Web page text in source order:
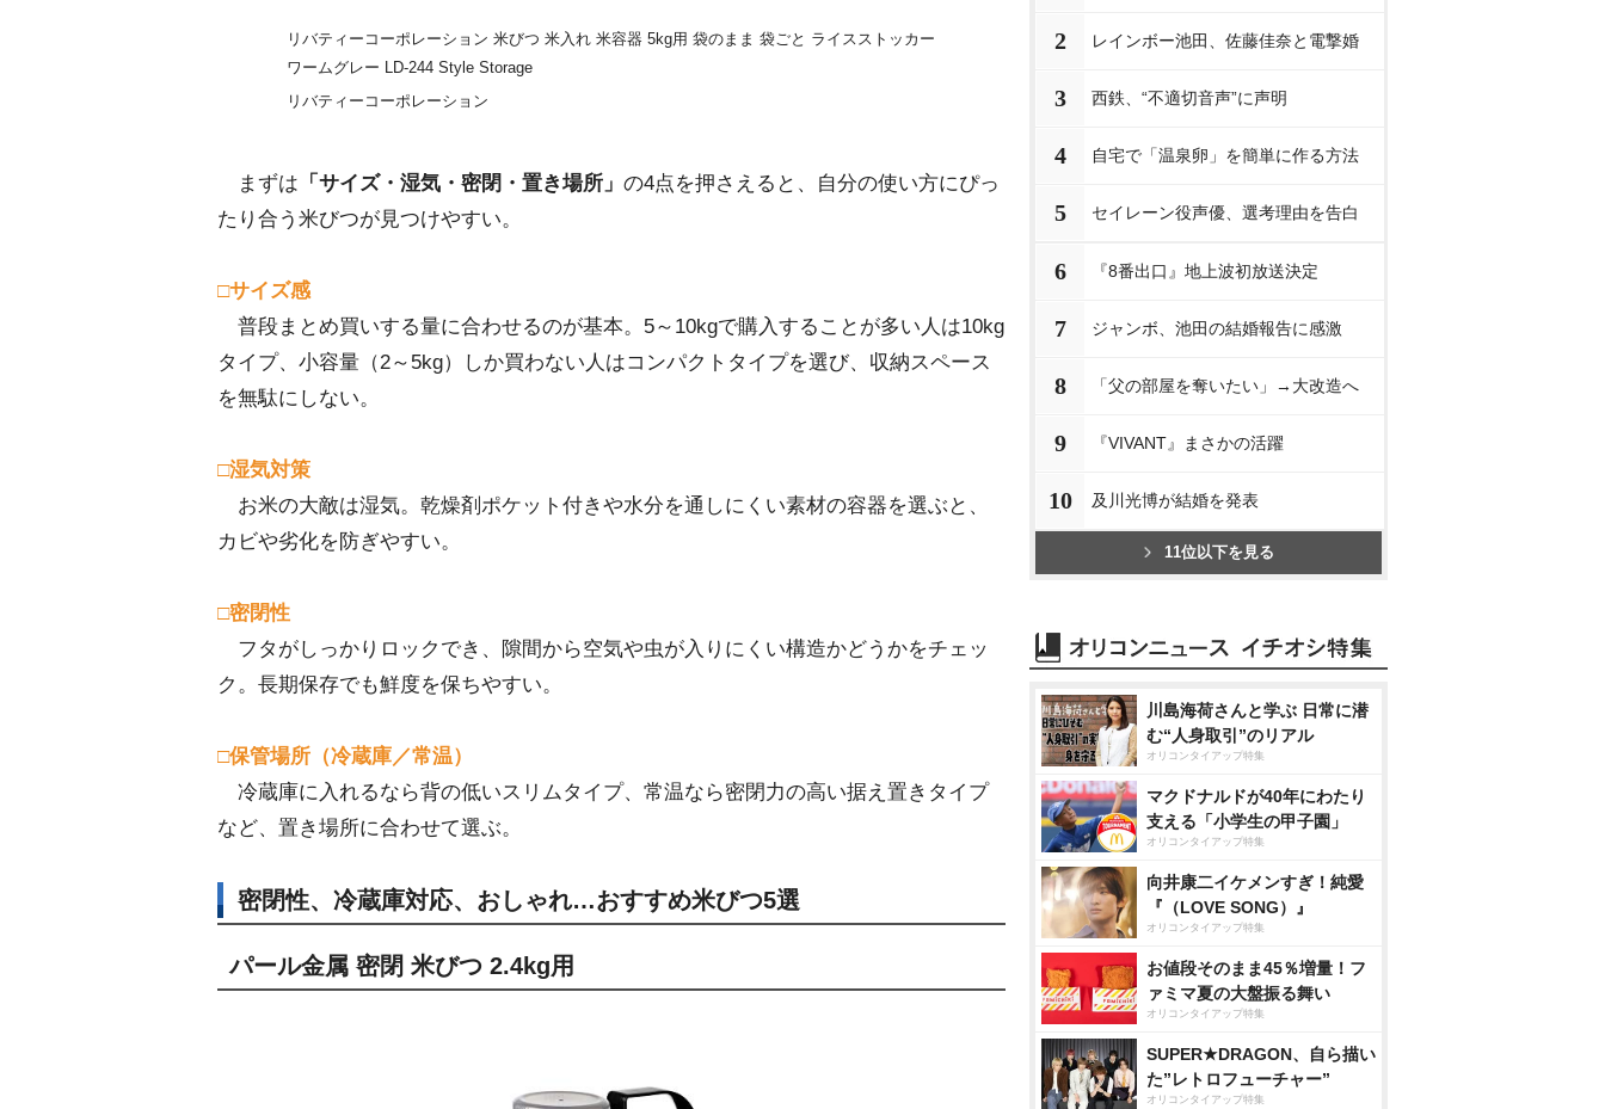
リバティーコーポレーション 米びつ 米入れ 米容器 5kg用 袋のまま 袋ごと ライスストッカー
ワームグレー LD-244 Style Storage
リバティーコーポレーション
まずは 「サイズ・湿気・密閉・置き場所」 の4点を押さえると、自分の使い方にぴっ
たり合う米びつが見つけやすい。
□サイズ感
普段まとめ買いする量に合わせるのが基本。5～10kgで購入することが多い人は10kg
タイプ、小容量（2～5kg）しか買わない人はコンパクトタイプを選び、収納スペース
を無駄にしない。
□湿気対策
お米の大敵は湿気。乾燥剤ポケット付きや水分を通しにくい素材の容器を選ぶと、
カビや劣化を防ぎやすい。
□密閉性
フタがしっかりロックでき、隙間から空気や虫が入りにくい構造かどうかをチェッ
ク。長期保存でも鮮度を保ちやすい。
□保管場所（冷蔵庫／常温）
冷蔵庫に入れるなら背の低いスリムタイプ、常温なら密閉力の高い据え置きタイプ
など、置き場所に合わせて選ぶ。
密閉性、冷蔵庫対応、おしゃれ…おすすめ米びつ5選
パール金属 密閉 米びつ 2.4kg用
2 レインボー池田、佐藤佳奈と電撃婚
3 西鉄、“不適切音声”に声明
4 自宅で「温泉卵」を簡単に作る方法
5 セイレーン役声優、選考理由を告白
6 『8番出口』地上波初放送決定
7 ジャンボ、池田の結婚報告に感激
8 「父の部屋を奪いたい」→大改造へ
9 『VIVANT』まさかの活躍
10 及川光博が結婚を発表
11位以下を見る
川島海荷さんと学ぶ 日常に潜
む“人身取引”のリアル
オリコンタイアップ特集
マクドナルドが40年にわたり
支える「小学生の甲子園」
オリコンタイアップ特集
向井康二イケメンすぎ！純愛
『（LOVE SONG）』
オリコンタイアップ特集
お値段そのまま45％増量！フ
ァミマ夏の大盤振る舞い
オリコンタイアップ特集
SUPER★DRAGON、自ら描い
た”レトロフューチャー”
オリコンタイアップ特集